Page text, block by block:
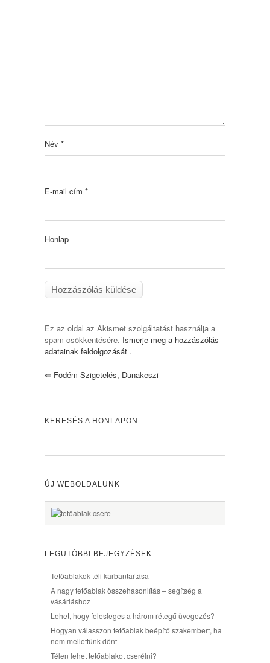
Név *
E-mail cím *
Honlap
Ez az oldal az Akismet szolgáltatást használja a
spam csökkentésére. Ismerje meg a hozzászólás
adatainak feldolgozását .
⇐ Födém Szigetelés, Dunakeszi
KERESÉS A HONLAPON
ÚJ WEBOLDALUNK
LEGUTÓBBI BEJEGYZÉSEK
Tetőablakok téli karbantartása
A nagy tetőablak összehasonlítás – segítség a
vásárláshoz
Lehet, hogy felesleges a három rétegű üvegezés?
Hogyan válasszon tetőablak beépítő szakembert, ha
nem mellettünk dönt
Télen lehet tetőablakot cserélni?